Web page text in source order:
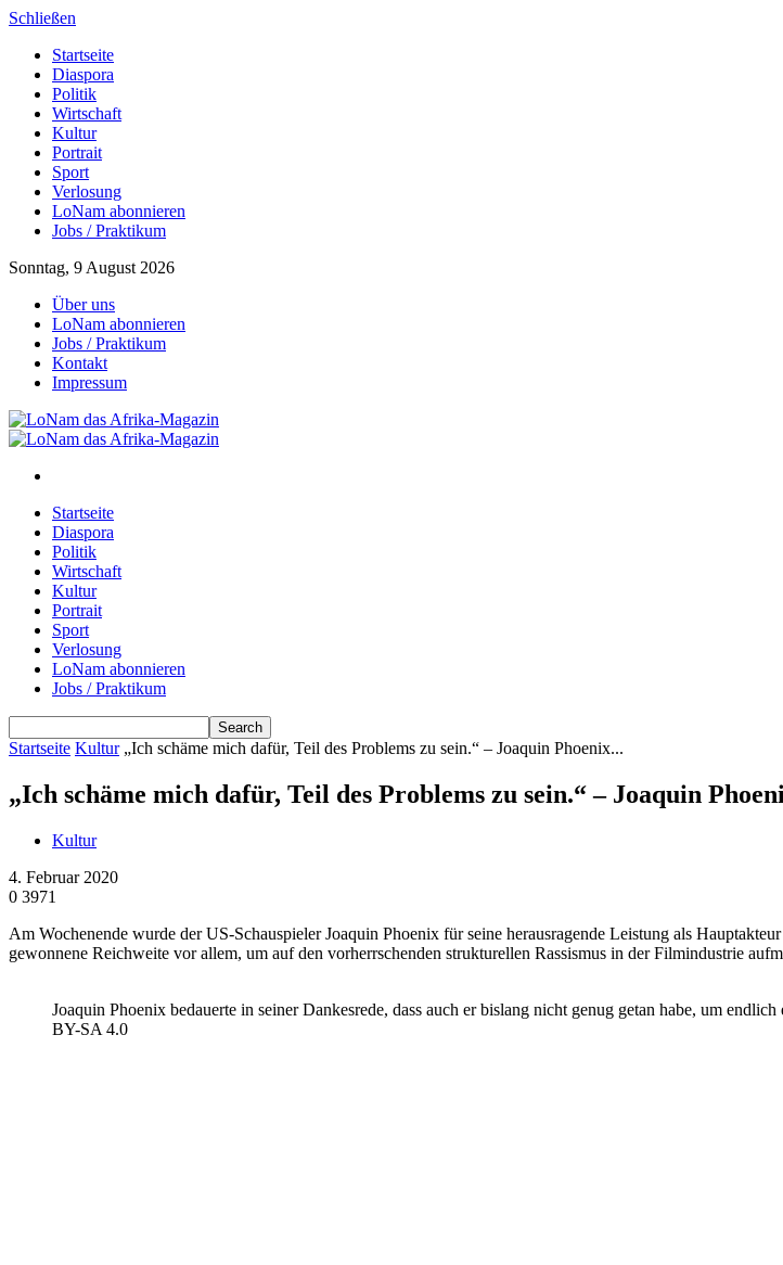
Schließen
Startseite
Diaspora
Politik
Wirtschaft
Kultur
Portrait
Sport
Verlosung
LoNam abonnieren
Jobs / Praktikum
Sonntag, 9 August 2026
Über uns
LoNam abonnieren
Jobs / Praktikum
Kontakt
Impressum
Startseite
Diaspora
Politik
Wirtschaft
Kultur
Portrait
Sport
Verlosung
LoNam abonnieren
Jobs / Praktikum
Startseite Kultur „Ich schäme mich dafür, Teil des Problems zu sein.“ – Joaquin Phoenix...
„Ich schäme mich dafür, Teil des Problems zu sein.“ – Joaquin
Kultur
4. Februar 2020
0 3971
Am Wochenende wurde der US-Schauspieler Joaquin Phoenix für seine herausragende Leistung als
gewonnene Reichweite vor allem, um auf den vorherrschenden strukturellen Rassismus in der Filmindustrie
Joaquin Phoenix bedauerte in seiner Dankesrede, dass auch er bislang nicht genug getan habe, um
BY-SA 4.0